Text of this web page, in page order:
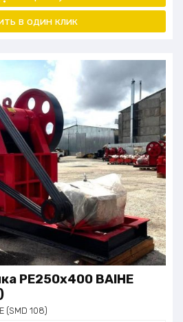
в один клик
PE250x400 BAIHE
(SMD 108)